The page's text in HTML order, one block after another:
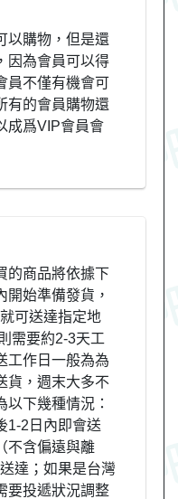
以購物，但是還
因為會員可以得
員不僅有機會可
有的會員購物還
成爲VIP會員會
的商品將依據下
開始準備發貨，
可送達指定地
需要約2-3天工
工作日一般為為
貨，週末大多不
下幾種情況：
1-2日內即會送
不含偏遠與離
達；如果是台灣
要投遞狀況調整